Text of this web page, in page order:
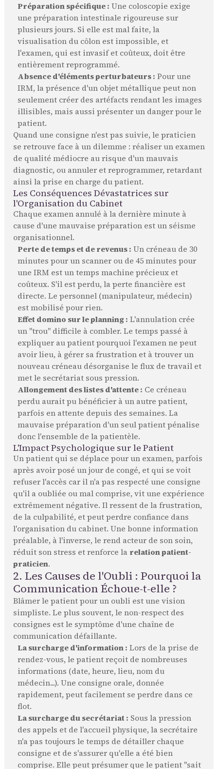
Préparation spécifique : Une coloscopie exige
une préparation intestinale rigoureuse sur
plusieurs jours. Si elle est mal faite, la
visualisation du côlon est impossible, et
l'examen, qui est invasif et coûteux, doit être
entièrement reprogrammé.
Absence d'éléments perturbateurs : Pour une
IRM, la présence d'un objet métallique peut non
seulement créer des artéfacts rendant les images
illisibles, mais aussi présenter un danger pour le
patient.
Quand une consigne n'est pas suivie, le praticien
se retrouve face à un dilemme : réaliser un examen
de qualité médiocre au risque d'un mauvais
diagnostic, ou annuler et reprogrammer, retardant
ainsi la prise en charge du patient.
Les Conséquences Dévastatrices sur
l'Organisation du Cabinet
Chaque examen annulé à la dernière minute à
cause d'une mauvaise préparation est un séisme
organisationnel.
Perte de temps et de revenus : Un créneau de 30
minutes pour un scanner ou de 45 minutes pour
une IRM est un temps machine précieux et
coûteux. S'il est perdu, la perte financière est
directe. Le personnel (manipulateur, médecin)
est mobilisé pour rien.
Effet domino sur le planning : L'annulation crée
un "trou" difficile à combler. Le temps passé à
expliquer au patient pourquoi l'examen ne peut
avoir lieu, à gérer sa frustration et à trouver un
nouveau créneau désorganise le flux de travail et
met le secrétariat sous pression.
Allongement des listes d'attente : Ce créneau
perdu aurait pu bénéficier à un autre patient,
parfois en attente depuis des semaines. La
mauvaise préparation d'un seul patient pénalise
donc l'ensemble de la patientèle.
L'Impact Psychologique sur le Patient
Un patient qui se déplace pour un examen, parfois
après avoir posé un jour de congé, et qui se voit
refuser l'accès car il n'a pas respecté une consigne
qu'il a oubliée ou mal comprise, vit une expérience
extrêmement négative. Il ressent de la frustration,
de la culpabilité, et peut perdre confiance dans
l'organisation du cabinet. Une bonne information
préalable, à l'inverse, le rend acteur de son soin,
réduit son stress et renforce la relation patient-
praticien.
2. Les Causes de l'Oubli : Pourquoi la
Communication Échoue-t-elle ?
Blâmer le patient pour un oubli est une vision
simpliste. Le plus souvent, le non-respect des
consignes est le symptôme d'une chaîne de
communication défaillante.
La surcharge d'information : Lors de la prise de
rendez-vous, le patient reçoit de nombreuses
informations (date, heure, lieu, nom du
médecin...). Une consigne orale, donnée
rapidement, peut facilement se perdre dans ce
flot.
La surcharge du secrétariat : Sous la pression
des appels et de l'accueil physique, la secrétaire
n'a pas toujours le temps de détailler chaque
consigne et de s'assurer qu'elle a été bien
comprise. Elle peut présumer que le patient "sait